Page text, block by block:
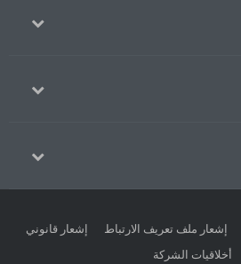
إشعار قانوني ملف تعريف الارتباط
الشركة